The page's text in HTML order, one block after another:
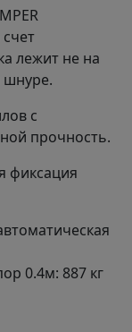
лежит не на
с
прочность.
фиксация
0.4м: 887 кг